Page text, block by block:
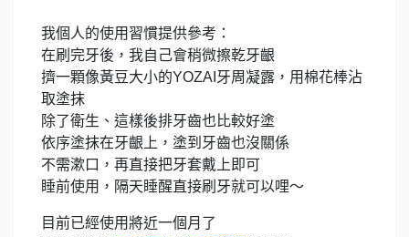
我個人的使用習慣提供參考：
在刷完牙後，我自己會稍微擦乾牙齦
擠一顆像黃豆大小的YOZAI牙周凝露，用棉花棒沾
取塗抹
除了衛生、這樣後排牙齒也比較好塗
依序塗抹在牙齦上，塗到牙齒也沒關係
不需漱口，再直接把牙套戴上即可
睡前使用，隔天睡醒直接刷牙就可以哩～
目前已經使用將近一個月了